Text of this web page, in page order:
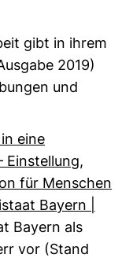
gibt in ihrem
2019)
und
eine
Einstellung,
für Menschen
Bayern |
Bayern als
vor (Stand